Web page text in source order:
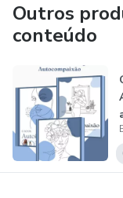
Outros
conteúdo